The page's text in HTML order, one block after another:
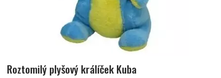
Roztomilý plyšový králíček Kuba